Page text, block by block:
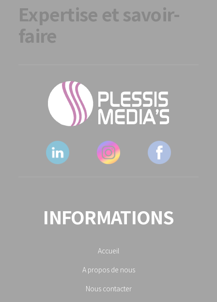
Expertise et savoir-
faire
INFORMATIONS
Accueil
A propos de nous
Nous contacter